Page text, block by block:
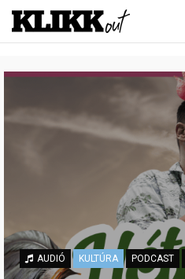
AUDIÓ KULTÚRA PODCAST